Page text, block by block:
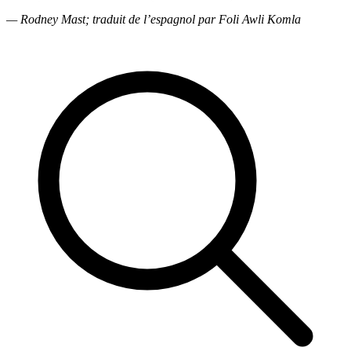
— Rodney Mast; traduit de l’espagnol par Foli Awli Komla